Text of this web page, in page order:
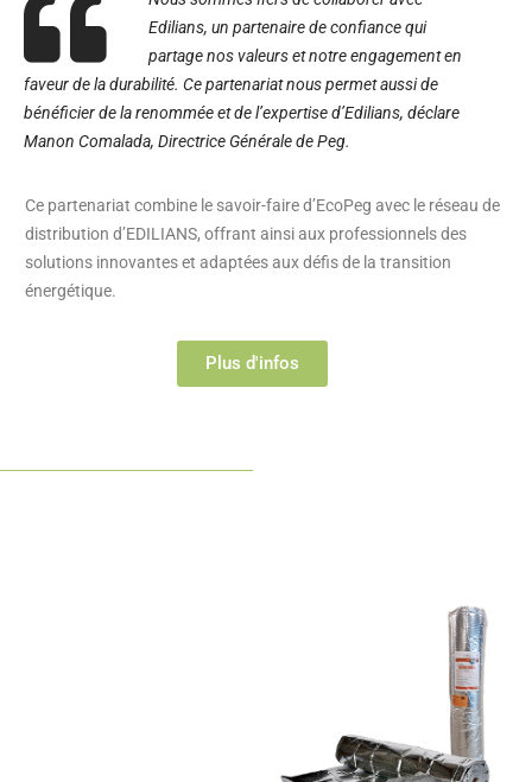
Edilians, un partenaire de confiance qui
partage nos valeurs et notre engagement en
faveur de la durabilité. Ce partenariat nous permet aussi de
bénéficier de la renommée et de l’expertise d’Edilians, déclare
Manon Comalada, Directrice Générale de Peg.
Ce partenariat combine le savoir-faire d’EcoPeg avec le réseau de
distribution d’EDILIANS, offrant ainsi aux professionnels des
solutions innovantes et adaptées aux défis de la transition
énergétique.
Plus d'infos